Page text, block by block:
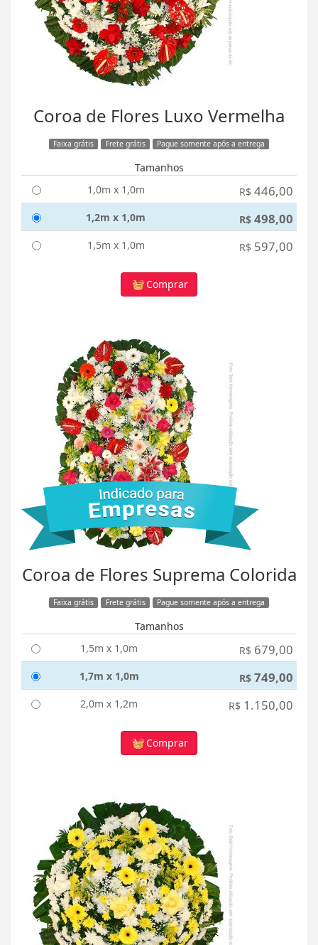
Coroa de Flores Luxo Vermelha
Faixa grátis Frete grátis Pague somente após a entrega
Tamanhos
1,0m x 1,0m
R$ 446,00
1,2m x 1,0m R$ 498,00
1,5m x 1,0m R$ 597,00
Comprar
Coroa de Flores Suprema Colorida
Faixa grátis Frete grátis Pague somente após a entrega
Tamanhos
1,5m x 1,0m
R$ 679,00
1,7m x 1,0m R$ 749,00
2,0m x 1,2m R$ 1.150,00
Comprar